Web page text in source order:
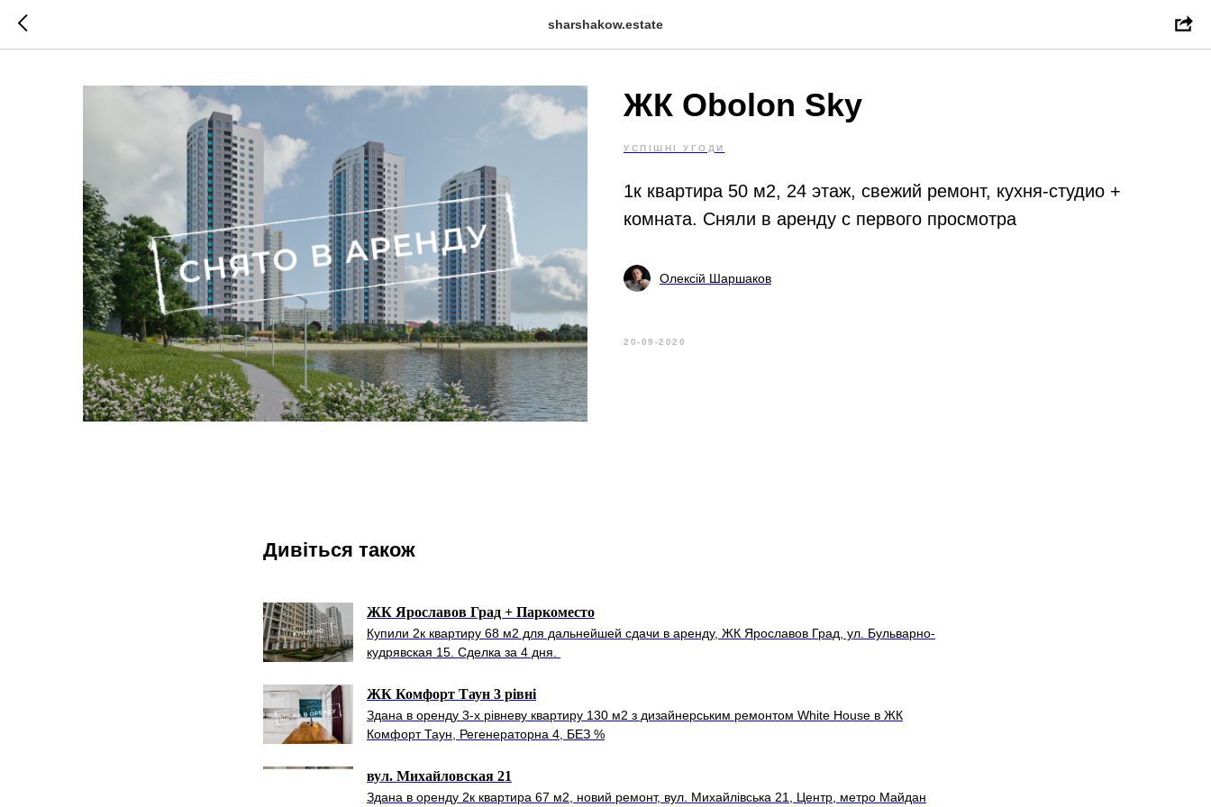
sharshakow.estate
ЖК Obolon Sky
УСПІШНІ УГОДИ
1к квартира 50 м2, 24 этаж, свежий ремонт, кухня-студио +
комната. Сняли в аренду с первого просмотра
Олексій Шаршаков
20-09-2020
Дивіться також
ЖК Ярославов Град + Паркоместо
Купили 2к квартиру 68 м2 для дальнейшей сдачи в аренду, ЖК Ярославов Град, ул. Бульварно-
кудрявская 15. Сделка за 4 дня.
ЖК Комфорт Таун 3 рівні
Здана в оренду 3-х рівневу квартиру 130 м2 з дизайнерським ремонтом White House в ЖК
Комфорт Таун, Регенераторна 4, БЕЗ %
вул. Михайловская 21
Здана в оренду 2к квартира 67 м2, новий ремонт, вул. Михайлівська 21, Центр, метро Майдан